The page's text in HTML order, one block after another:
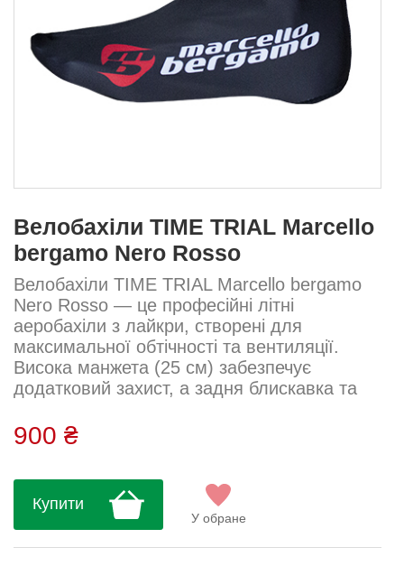
Велобахіли TIME TRIAL Marcello
bergamo Nero Rosso
Велобахіли TIME TRIAL Marcello bergamo
Nero Rosso — це професійні літні
аеробахіли з лайкри, створені для
максимальної обтічності та вентиляції.
Висока манжета (25 см) забезпечує
додатковий захист, а задня блискавка та
місці навіть під час інтенсивного
руху.Тканина: Лайкра Склад: 70%
Посадка: щільна Висота: 25 см Догляд:
Прати вручну або в машинці на
делікатному режимі при температурі до
30 °C. Не використовувати конди...
900 ₴
Купити
У обране